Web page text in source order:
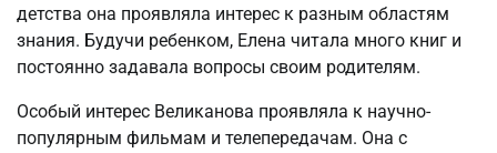
детства она проявляла интерес к разным областям
знания. Будучи ребенком, Елена читала много книг и
постоянно задавала вопросы своим родителям.
Особый интерес Великанова проявляла к научно-
популярным фильмам и телепередачам. Она с